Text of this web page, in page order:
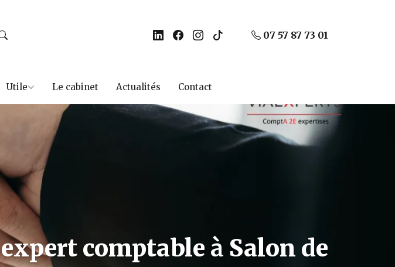
07 57 87 73 01
Utile Le cabinet Actualités Contact
expert comptable à Salon de